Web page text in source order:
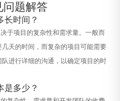
问题解答
长时间？
于项目的复杂性和需求量。一般而
天的时间，而复杂的项目可能需要
进行详细的沟通，以确定项目的时
是多少？